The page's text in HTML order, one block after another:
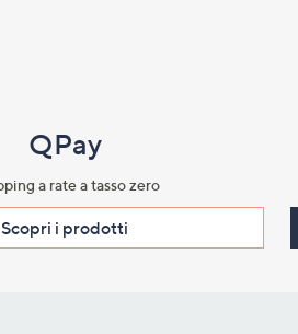
QPay
a rate a tasso zero​
Scopri i prodotti​